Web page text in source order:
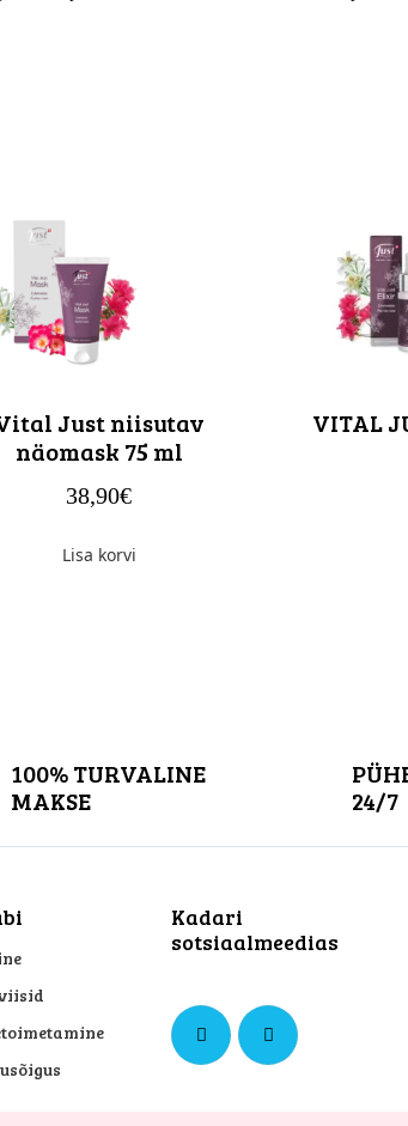
Just niisutav
näomask 75 ml
€
38,90
Lisa korvi
VITAL
100% TURVALINE
MAKSE
24/7
Kadari
sotsiaalmeedias